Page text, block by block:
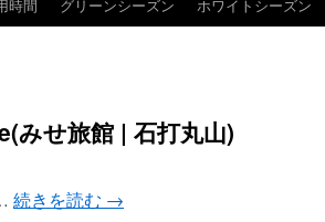
時間 グリーンシーズン ホワイトシーズン
みせ旅館 | 石打丸山)
続きを読む →